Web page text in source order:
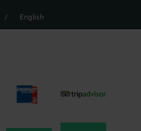
/ English